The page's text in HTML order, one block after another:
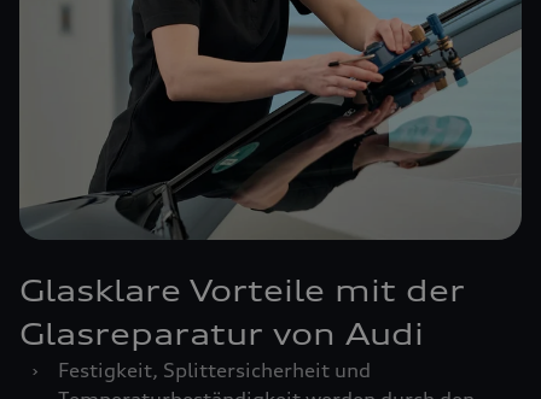
Glasklare Vorteile mit der
Glasreparatur von Audi
›
Festigkeit, Splittersicherheit und